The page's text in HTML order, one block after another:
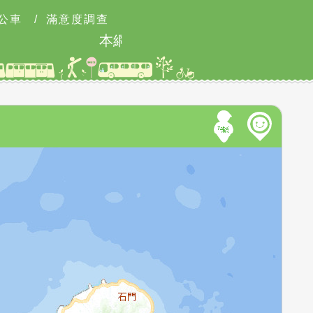
車 / 滿意度調查
本網站8月9日9時至18時可能有網路